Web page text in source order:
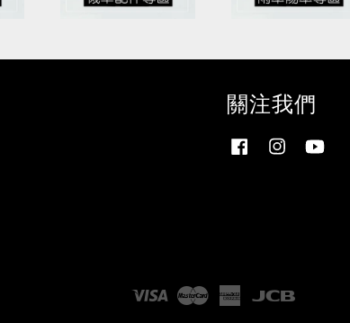
關注我們
Facebook Instagram
Visa Master
American